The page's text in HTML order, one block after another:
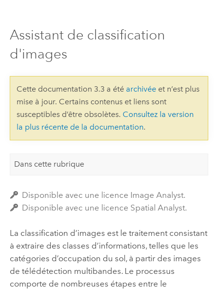
Assistant de classification
d'images
Cette documentation 3.3 a été archivéeet n’est plus
mise à jour. Certains contenus et liens sont
susceptibles d’être obsolètes. Consultez la version
la plus récente de la documentation.
Dans cette rubrique
Disponible avec une licence Image Analyst.
Disponible avec une licence Spatial Analyst.
La classification d’images est le traitement consistant
à extraire des classes d’informations, telles que les
catégories d’occupation du sol, à partir des images
de télédétection multibandes. Le processus
comporte de nombreuses étapes entre le